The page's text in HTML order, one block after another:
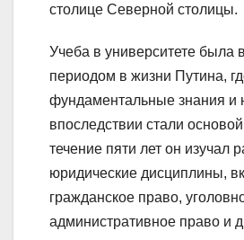
столице Северной столицы.
Учеба в университете была
периодом в жизни Путина,
фундаментальные знания и
впоследствии стали
течение пяти лет он изучал
юридические дисциплины,
гражданское право,
административное право и